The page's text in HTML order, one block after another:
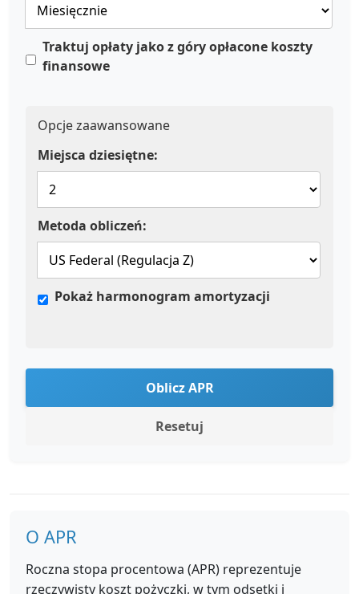
Traktuj opłaty jako z góry opłacone koszty
finansowe
Opcje zaawansowane
Miejsca dziesiętne:
Metoda obliczeń:
Pokaż harmonogram amortyzacji
Oblicz APR
Resetuj
O APR
Roczna stopa procentowa (APR) reprezentuje
rzeczywisty koszt pożyczki, w tym odsetki i